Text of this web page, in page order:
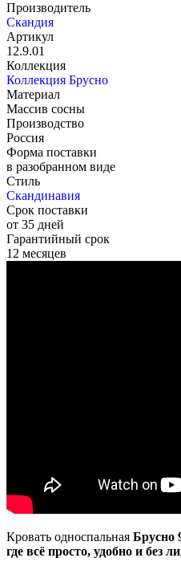
Производитель
Скандия
Артикул
12.9.01
Коллекция
Коллекция Брусно
Материал
Массив сосны
Производство
Россия
Форма поставки
в разобранном виде
Стиль
Скандинавия
Срок поставки
от 35 дней
Гарантийный срок
12 месяцев
Кровать односпальная Брусно
где всё просто, удобно и без